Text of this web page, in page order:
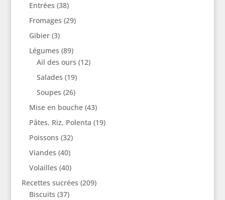
Entrées (38)
Fromages (29)
Gibier(3)
Légumes (89)
Ail des ours (12)
Salades (19)
Soupes (26)
Mise en bouche(43)
Pâtes, Riz, Polenta (19)
Poissons (32)
Viandes (40)
Volailles (40)
Recettes sucrées (209)
Biscuits (37)